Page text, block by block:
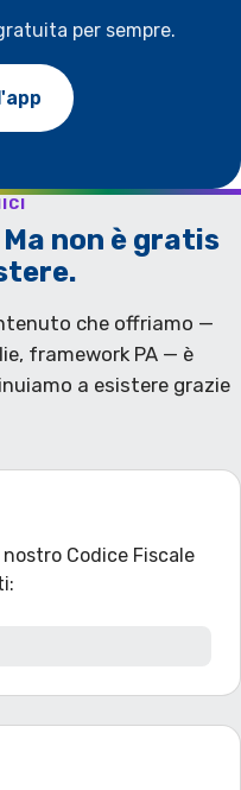
per sempre.
non è gratis
che offriamo —
framework PA — è
a esistere grazie
Codice Fiscale